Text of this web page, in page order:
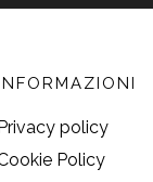
policy
Policy